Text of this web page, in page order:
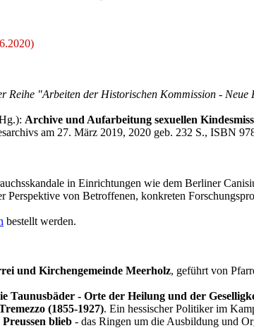
Reihe "Arbeiten der Historischen Kommission - Neue
Archive und Aufarbeitung sexuellen
am 27. März 2019, 2020 geb. 232 S., ISBN
in Einrichtungen wie dem Berliner
Perspektive von Betroffenen, konkreten
bestellt werden.
und Kirchengemeinde Meerholz, geführt von
Taunusbäder - Orte der Heilung und der
(1855-1927). Ein hessischer Politiker im
blieb - das Ringen um die Ausbildung und